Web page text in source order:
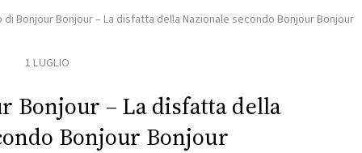
Bonjour Bonjour – La disfatta della Nazionale secondo Bonjour Bonjour
1 LUGLIO
Bonjour – La disfatta della
Bonjour Bonjour